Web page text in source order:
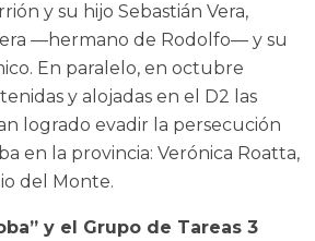
y su hijo Sebastián Vera,
—hermano de Rodolfo— y su
En paralelo, en octubre
y alojadas en el D2 las
logrado evadir la persecución
en la provincia: Verónica Roatta,
del Monte.
y el Grupo de Tareas 3